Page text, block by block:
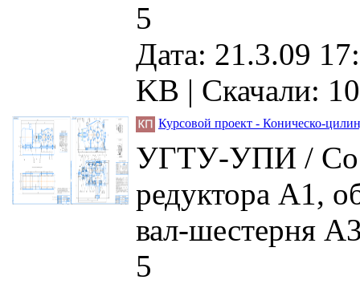
5
Дата: 21.3.09
KB | Скачали:
Курсовой проект - Коническо-
УГТУ-УПИ /
редуктора А1,
вал-шестерня
5